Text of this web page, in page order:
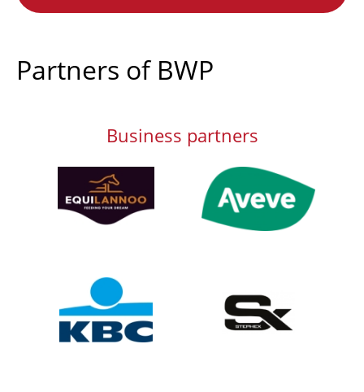
Partners of BWP
Business partners
Afbeelding Afbeelding
Afbeelding